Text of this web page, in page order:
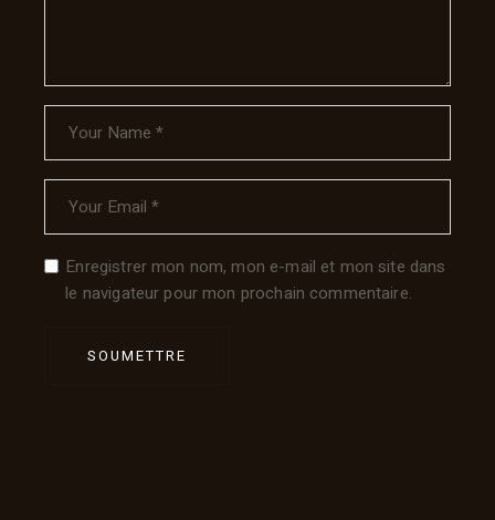
Enregistrer mon nom, mon e-mail et mon site dans
le navigateur pour mon prochain commentaire.
SOUMETTRE